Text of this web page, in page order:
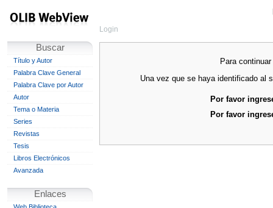
Buscar
Título y Autor
Palabra Clave General
Palabra Clave por Autor
Autor
Tema o Materia
Series
Revistas
Tesis
Libros Electrónicos
Avanzada
Enlaces
Login
Para
Una vez que se haya identificado al
Por favor
Por favor